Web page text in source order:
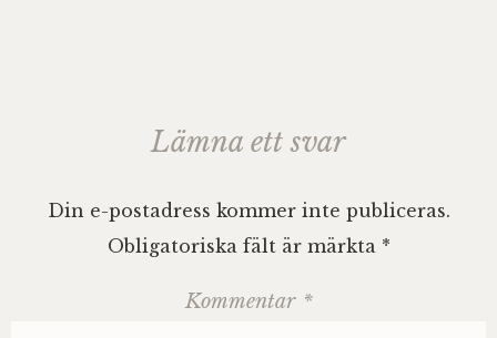
Lämna ett svar
Din e-postadress kommer inte publiceras.
Obligatoriska fält är märkta *
Kommentar *